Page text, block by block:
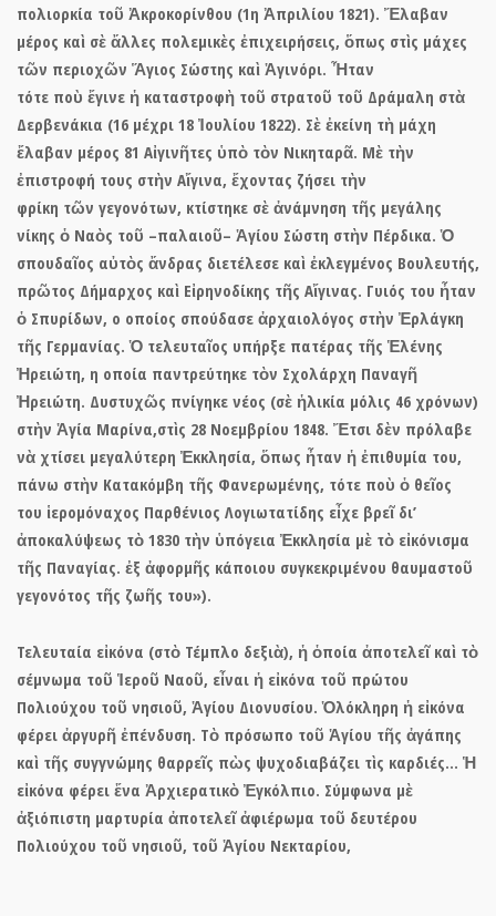
πολιορκία τοῦ Ἀκροκορίνθου (1η Ἀπριλίου 1821). Ἔλαβαν
μέρος καὶ σὲ ἄλλες πολεμικὲς ἐπιχειρήσεις, ὅπως στὶς μάχες
τῶν περιοχῶν Ἅγιος Σώστης καὶ Ἁγινόρι. Ἦταν
τότε ποὺ ἔγινε ἡ καταστροφὴ τοῦ στρατοῦ τοῦ Δράμαλη στὰ
Δερβενάκια (16 μέχρι 18 Ἰουλίου 1822). Σὲ ἐκείνη τὴ μάχη
ἔλαβαν μέρος 81 Αἰγινῆτες ὑπὸ τὸν Νικηταρᾶ. Μὲ τὴν
ἐπιστροφή τους στὴν Αἴγινα, ἔχοντας ζήσει τὴν
φρίκη τῶν γεγονότων, κτίστηκε σὲ ἀνάμνηση τῆς μεγάλης
νίκης ὁ Ναὸς τοῦ –παλαιοῦ– Ἁγίου Σώστη στὴν Πέρδικα. Ὁ
σπουδαῖος αὐτὸς ἄνδρας διετέλεσε καὶ ἐκλεγμένος Βουλευτής,
πρῶτος Δήμαρχος καὶ Εἰρηνοδίκης τῆς Αἴγινας. Γυιός του ἦταν
ὁ Σπυρίδων, ο οποίος σπούδασε ἀρχαιολόγος στὴν Ἐρλάγκη
τῆς Γερμανίας. Ὁ τελευταῖος υπήρξε πατέρας τῆς Ἑλένης
Ἠρειώτη, η οποία παντρεύτηκε τὸν Σχολάρχη Παναγῆ
Ἠρειώτη. Δυστυχῶς πνίγηκε νέος (σὲ ἡλικία μόλις 46 χρόνων)
στὴν Ἁγία Μαρίνα,στὶς 28 Νοεμβρίου 1848. Ἔτσι δὲν πρόλαβε
νὰ χτίσει μεγαλύτερη Ἐκκλησία, ὅπως ἦταν ἡ ἐπιθυμία του,
πάνω στὴν Κατακόμβη τῆς Φανερωμένης, τότε ποὺ ὁ θεῖος
του ἱερομόναχος Παρθένιος Λογιωτατίδης εἶχε βρεῖ δι’
ἀποκαλύψεως τὸ 1830 τὴν ὑπόγεια Ἐκκλησία μὲ τὸ εἰκόνισμα
τῆς Παναγίας. ἐξ ἀφορμῆς κάποιου συγκεκριμένου θαυμαστοῦ
γεγονότος τῆς ζωῆς του»).
Τελευταία εἰκόνα (στὸ Τέμπλο δεξιὰ), ἡ ὁποία ἀποτελεῖ καὶ τὸ
σέμνωμα τοῦ Ἱεροῦ Ναοῦ, εἶναι ἡ εἰκόνα τοῦ πρώτου
Πολιούχου τοῦ νησιοῦ, Ἁγίου Διονυσίου. Ὁλόκληρη ἡ εἰκόνα
φέρει ἀργυρῆ ἐπένδυση. Τὸ πρόσωπο τοῦ Ἁγίου τῆς ἀγάπης
καὶ τῆς συγγνώμης θαρρεῖς πὼς ψυχοδιαβάζει τὶς καρδιές… Ἡ
εἰκόνα φέρει ἕνα Ἀρχιερατικὸ Ἐγκόλπιο. Σύμφωνα μὲ
ἀξιόπιστη μαρτυρία ἀποτελεῖ ἀφιέρωμα τοῦ δευτέρου
Πολιούχου τοῦ νησιοῦ, τοῦ Ἁγίου Νεκταρίου,